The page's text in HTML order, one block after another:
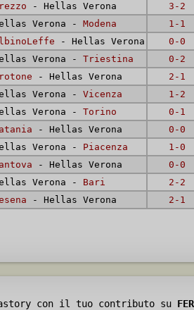
- Hellas Verona 3-2
Verona - Modena 1-1
- Hellas Verona 0-0
Verona - Triestina 0-2
- Hellas Verona 2-1
Verona - Vicenza 1-2
Verona - Torino 0-1
- Hellas Verona 0-0
Verona - Piacenza 1-0
- Hellas Verona 0-0
Verona - Bari 2-2
- Hellas Verona 2-1
con il tuo contributo su